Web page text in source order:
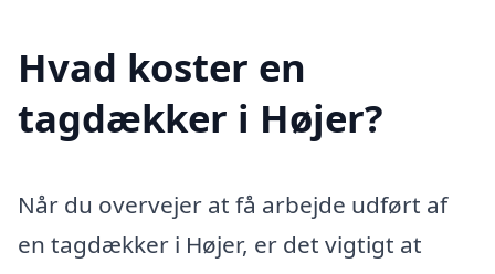
Hvad koster en
tagdækker i Højer?
Når du overvejer at få arbejde udført af
en tagdækker i Højer, er det vigtigt at